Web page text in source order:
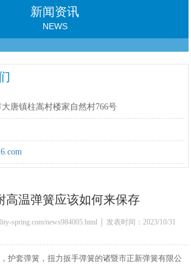
新闻资讯
NEWS
唐镇柱嵩村楼家自然村766号
高温弹簧应该如何来保存
spring.com/news984005.html │ 发表时间：2023/10/31
，护套弹簧，扭力扳手弹簧的诸暨市正新弹簧有限公